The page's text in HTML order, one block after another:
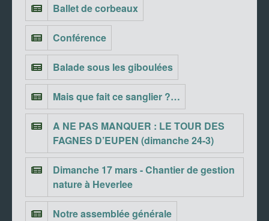
Ballet de corbeaux
Conférence
Balade sous les giboulées
Mais que fait ce sanglier ?…
A NE PAS MANQUER : LE TOUR DES
FAGNES D’EUPEN (dimanche 24-3)
Dimanche 17 mars - Chantier de gestion
nature à Heverlee
Notre assemblée générale